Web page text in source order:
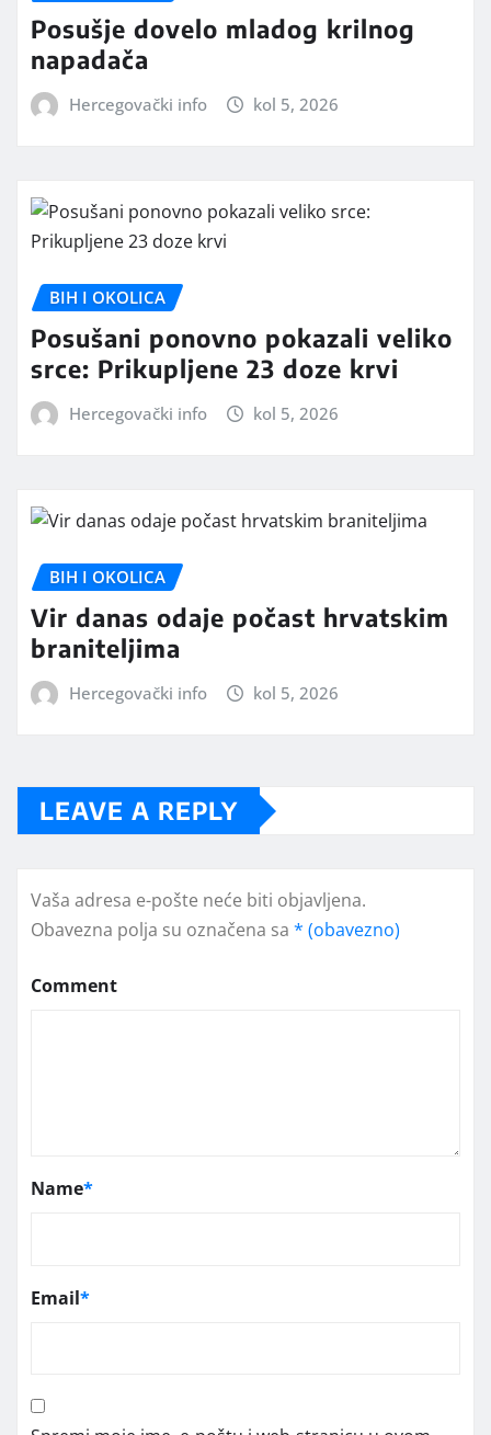
Posušje dovelo mladog krilnog
napadača
Hercegovački info kol 5, 2026
BIH I OKOLICA
Posušani ponovno pokazali veliko
srce: Prikupljene 23 doze krvi
Hercegovački info kol 5, 2026
BIH I OKOLICA
Vir danas odaje počast hrvatskim
braniteljima
Hercegovački info kol 5, 2026
LEAVE A REPLY
Vaša adresa e-pošte neće biti objavljena.
Obavezna polja su označena sa * (obavezno)
Comment
Name*
Email*